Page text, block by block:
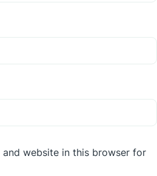
and website in this browser for